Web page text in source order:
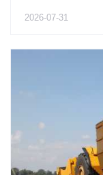
2026-07-31